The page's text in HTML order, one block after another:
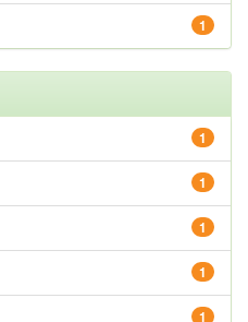
1
1
1
1
1
1